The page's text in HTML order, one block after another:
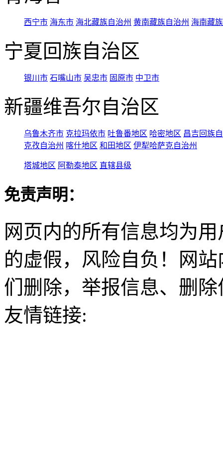
西宁市 海东市 海北藏族自治州 黄南藏族自治州 海南藏
宁夏回族自治区
银川市 石嘴山市 吴忠市 固原市 中卫市
新疆维吾尔自治区
乌鲁木齐市 克拉玛依市 吐鲁番地区 哈密地区 昌吉回族
克孜自治州 喀什地区 和田地区 伊犁哈萨克自治州
塔城地区 阿勒泰地区 直辖县级
免责声明：
网页内的所有信息均为
的虚假，风险自负！网
们删除，举报信息、删
友情链接: